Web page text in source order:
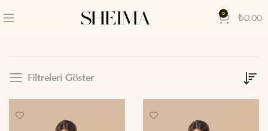
0 ₺0,00
Filtreleri Göster